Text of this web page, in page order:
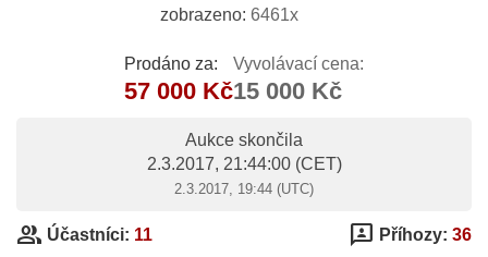
zobrazeno: 6461x
Prodáno za:
57 000 Kč
Vyvolávací cena:
15 000 Kč
Aukce skončila
2.3.2017, 21:44:00(CET)
2.3.2017, 19:44 (UTC)
group Účastníci: 11 3p Příhozy: 36